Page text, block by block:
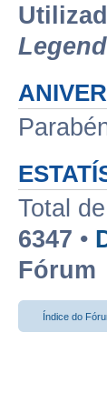
Total
6347 •
Fórum
Índice do